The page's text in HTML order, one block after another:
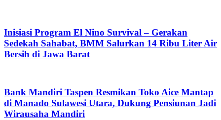
Inisiasi Program El Nino Survival – Gerakan
Sedekah Sahabat, BMM Salurkan 14 Ribu Liter Air
Bersih di Jawa Barat
Bank Mandiri Taspen Resmikan Toko Aice Mantap
di Manado Sulawesi Utara, Dukung Pensiunan Jadi
Wirausaha Mandiri